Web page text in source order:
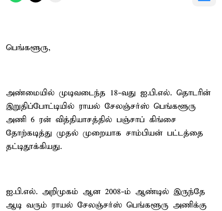
பெங்களூரு,
அண்மையில் முடிவடைந்த 18-வது ஐ.பி.எல். தொடரின்
இறுதிப்போட்டியில் ராயல் சேலஞ்சர்ஸ் பெங்களூரு
அணி 6 ரன் வித்தியாசத்தில் பஞ்சாப் கிங்சை
தோற்கடித்து முதல் முறையாக சாம்பியன் பட்டத்தை
தட்டிதூக்கியது.
ஐ.பி.எல். அறிமுகம் ஆன 2008-ம் ஆண்டில் இருந்தே
ஆடி வரும் ராயல் சேலஞ்சர்ஸ் பெங்களூரு அணிக்கு